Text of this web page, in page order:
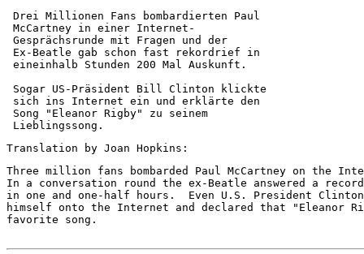
Drei Millionen Fans bombardierten Paul
McCartney in einer Internet-
Gesprächsrunde mit Fragen und der
Ex-Beatle gab schon fast rekordrief in
eineinhalb Stunden 200 Mal Auskunft.
Sogar US-Präsident Bill Clinton klickte
sich ins Internet ein und erklärte den
Song "Eleanor Rigby" zu seinem
Lieblingssong.
Translation by Joan Hopkins:
Three million fans bombarded Paul McCartney on the
In a conversation round the ex-Beatle answered a
in one and one-half hours.  Even U.S. President
himself onto the Internet and declared that "Eleanor
favorite song.